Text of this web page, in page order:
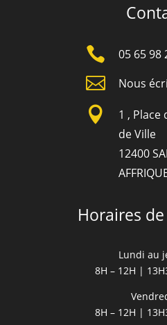
 05 65 98
 Nous

1 , Place
de Ville
12400
Horaires
Lundi au
8H – 12H |
8H – 12H |